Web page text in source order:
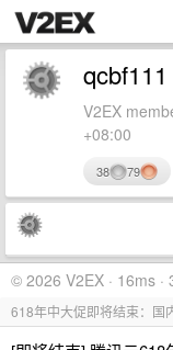
qcbf111
V2EX
+08:00
38 79
© 2026 V2EX · 16ms ·
618年中大促即将结束：国